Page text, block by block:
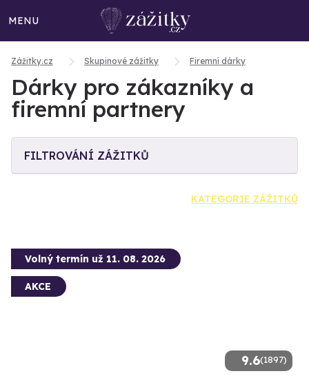
MENU
Zážitky.cz Skupinové zážitky Firemní dárky
Dárky pro zákazníky a
firemní partnery
FILTROVÁNÍ ZÁŽITKŮ
KATEGORIE ZÁŽITKŮ
9.6(1897)
Volný termín už 11. 08. 2026
AKCE